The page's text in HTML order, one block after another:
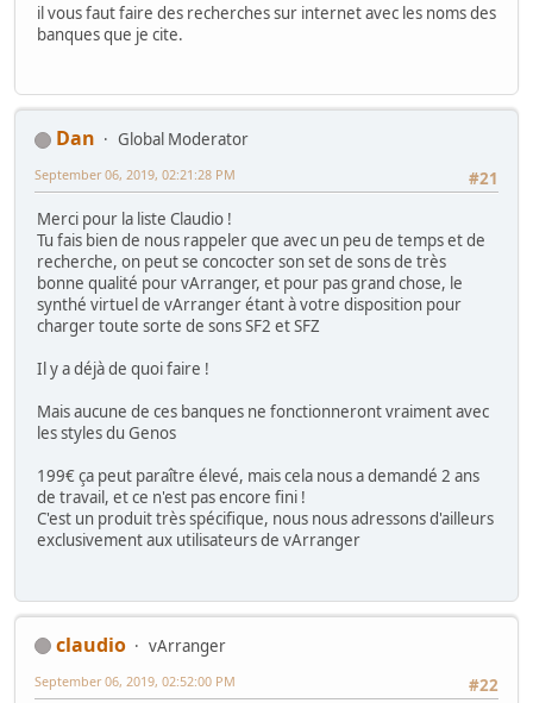
il vous faut faire des recherches sur internet avec les noms des
banques que je cite.
Dan
Global Moderator
#21
September 06, 2019, 02:21:28 PM
Merci pour la liste Claudio !
Tu fais bien de nous rappeler que avec un peu de temps et de
recherche, on peut se concocter son set de sons de très
bonne qualité pour vArranger, et pour pas grand chose, le
synthé virtuel de vArranger étant à votre disposition pour
charger toute sorte de sons SF2 et SFZ
Il y a déjà de quoi faire !
Mais aucune de ces banques ne fonctionneront vraiment avec
les styles du Genos
199€ ça peut paraître élevé, mais cela nous a demandé 2 ans
de travail, et ce n'est pas encore fini !
C'est un produit très spécifique, nous nous adressons d'ailleurs
exclusivement aux utilisateurs de vArranger
claudio
vArranger
#22
September 06, 2019, 02:52:00 PM